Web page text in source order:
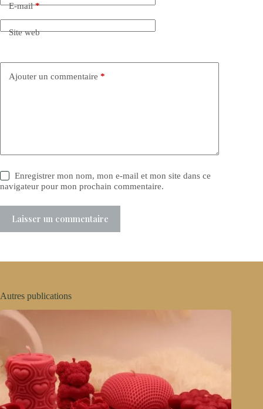
E-mail*
Site web
Ajouter un commentaire *
Enregistrer mon nom, mon e-mail et mon site dans ce
navigateur pour mon prochain commentaire.
Laisser un commentaire
Autres publications